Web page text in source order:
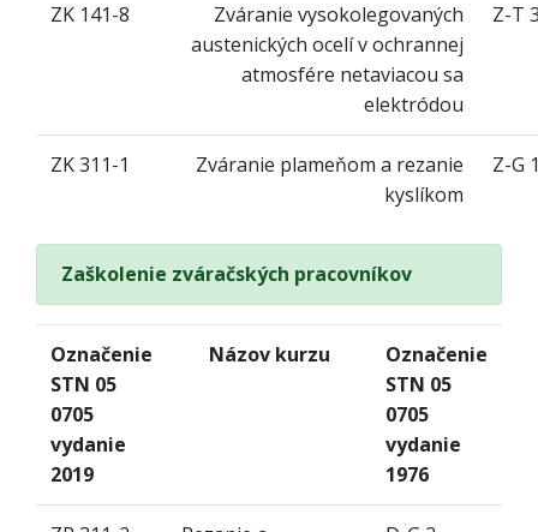
ZK 141-8
Zváranie vysokolegovaných
austenických ocelí v ochrannej
atmosfére netaviacou sa
elektródou
Z-T
ZK 311-1
Zváranie plameňom a rezanie
kyslíkom
Z-G
Zaškolenie zváračských pracovníkov
Označenie
STN 05
0705
vydanie
2019
Názov kurzu
Označenie
STN 05
0705
vydanie
1976